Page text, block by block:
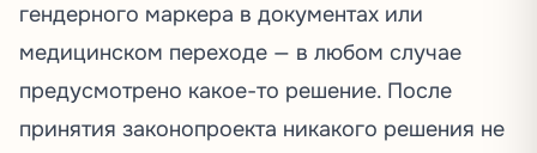
гендерного маркера в документах или
медицинском переходе — в любом случае
предусмотрено какое-то решение. После
принятия законопроекта никакого решения не